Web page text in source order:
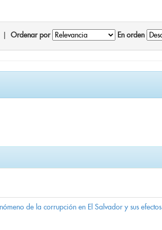
Ordenar por En orden
de la corrupción en El Salvador y sus efectos